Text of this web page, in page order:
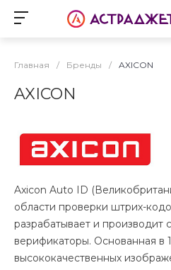
Главная / Бренды / AXICON
AXICON
Axicon Auto ID
области проверки штрих-
разрабатывает и производит
верификаторы. Основанная в
высококачественных